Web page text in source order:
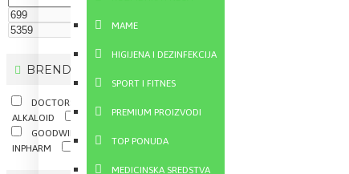
MAME
HIGIJENA I DEZINFEKCIJA
SPORT I FITNES
PREMIUM PROIZVODI
TOP PONUDA
MEDICINSKA SREDSTVA
BRENDOVI
DOCTORS
ALKALOID
CALIVITA
ESENSA
GOODWILL
INPHARM